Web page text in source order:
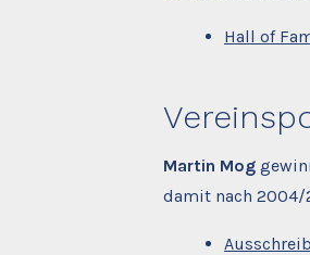
Hall of
Martin Mog
damit nach 2004/